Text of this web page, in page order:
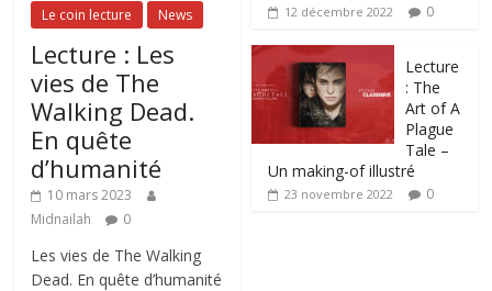
Le coin lecture News
Lecture : Les
vies de The
Walking Dead.
En quête
d’humanité
10 mars 2023
Midnailah
0
Les vies de The Walking
Dead. En quête d’humanité
12 décembre 2022 0
Lecture
: The
Art of A
Plague
Tale –
Un making-of illustré
23 novembre 2022 0